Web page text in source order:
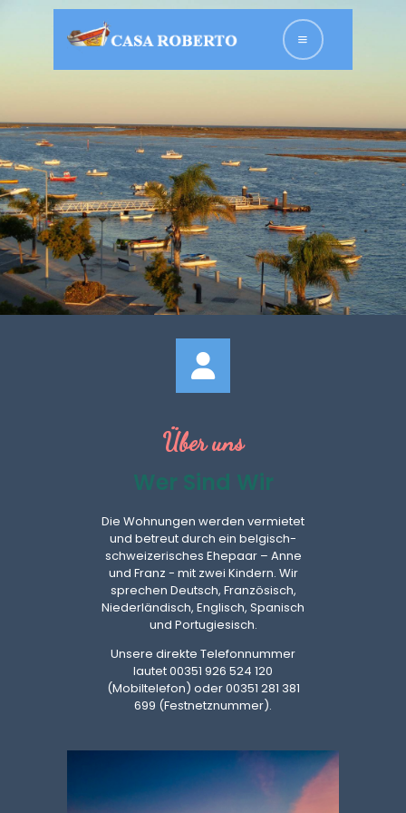
HOME
UNTERKÜNFTE
ÜBER UNS
FOTOGALERIE
KONTAKT
DEUTSCH
Über uns
Wer Sind Wir
Die Wohnungen werden vermietet
und betreut durch ein belgisch-
schweizerisches Ehepaar – Anne
und Franz - mit zwei Kindern. Wir
sprechen Deutsch, Französisch,
Niederländisch, Englisch, Spanisch
und Portugiesisch.
Unsere direkte Telefonnummer
lautet 00351 926 524 120
(Mobiltelefon) oder 00351 281 381
699 (Festnetznummer).